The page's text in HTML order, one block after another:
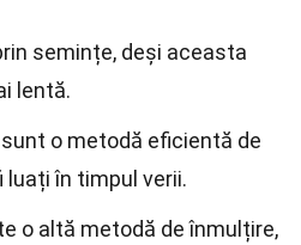
semințe, deși aceasta
lentă.
o metodă eficientă de
luați în timpul verii.
o altă metodă de înmulțire,